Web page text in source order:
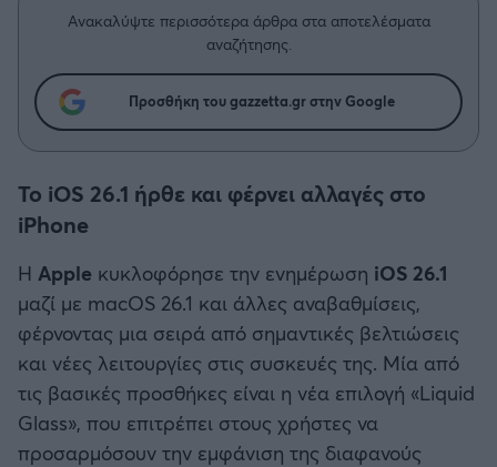
Άρης
Λεβαδειακός
ΟΦΗ
Ατρόμητος Αθηνών
Κηφισιά
Αστέρας Τρίπολης
Παναιτωλικός
Συνεντεύξεις
Μια Ιστορία από την Πόλη
Ανακαλύψτε περισσότερα άρθρα στα αποτελέσματα
αναζήτησης.
Προσθήκη του gazzetta.gr στην Google
To iOS 26.1 ήρθε και φέρνει αλλαγές στο
iPhone
Η Apple κυκλοφόρησε την ενημέρωση iOS 26.1
μαζί με macOS 26.1 και άλλες αναβαθμίσεις,
φέρνοντας μια σειρά από σημαντικές βελτιώσεις
και νέες λειτουργίες στις συσκευές της. Μία από
τις βασικές προσθήκες είναι η νέα επιλογή «Liquid
Glass», που επιτρέπει στους χρήστες να
προσαρμόσουν την εμφάνιση της διαφανούς